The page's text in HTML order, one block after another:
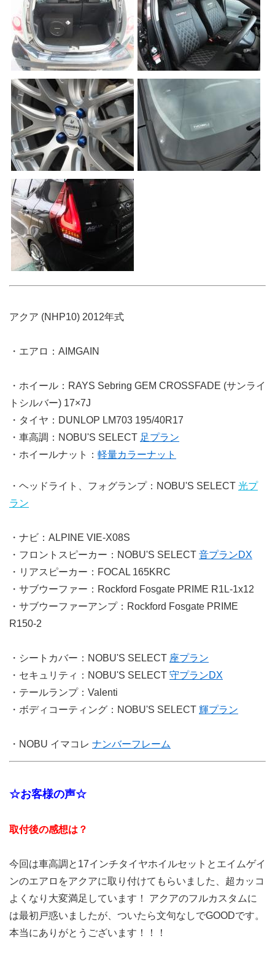
アクア (NHP10) 2012年式
・エアロ：AIMGAIN
・ホイール：RAYS Sebring GEM CROSSFADE (サンライ
トシルバー) 17×7J
・タイヤ：DUNLOP LM703 195/40R17
・車高調：NOBU'S SELECT 足プラン
・ホイールナット： 軽量カラーナット
・ヘッドライト、フォグランプ：NOBU'S SELECT 光プ
ラン
・ナビ：ALPINE VIE-X08S
・フロントスピーカー：NOBU'S SELECT 音プランDX
・リアスピーカー：FOCAL 165KRC
・サブウーファー：Rockford Fosgate PRIME R1L-1x12
・サブウーファーアンプ：Rockford Fosgate PRIME
R150-2
・シートカバー：NOBU'S SELECT 座プラン
・セキュリティ：NOBU'S SELECT 守プランDX
・テールランプ：Valenti
・ボディコーティング：NOBU'S SELECT 輝プラン
・NOBU イマコレ ナンバーフレーム
☆お客様の声☆
取付後の感想は？
今回は車高調と17インチタイヤホイルセットとエイムゲイ
ンのエアロをアクアに取り付けてもらいました、超カッコ
よくなり大変満足しています！ アクアのフルカスタムに
は最初戸惑いましたが、ついたら文句なしでGOODです。
本当にありがとうございます！！！